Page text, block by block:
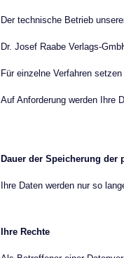
Der technische Betrieb
Dr. Josef Raabe Verlags-
Für einzelne Verfahren
Auf Anforderung werden Ihre
Dauer der Speicherung der
Ihre Daten werden nur so
Ihre Rechte